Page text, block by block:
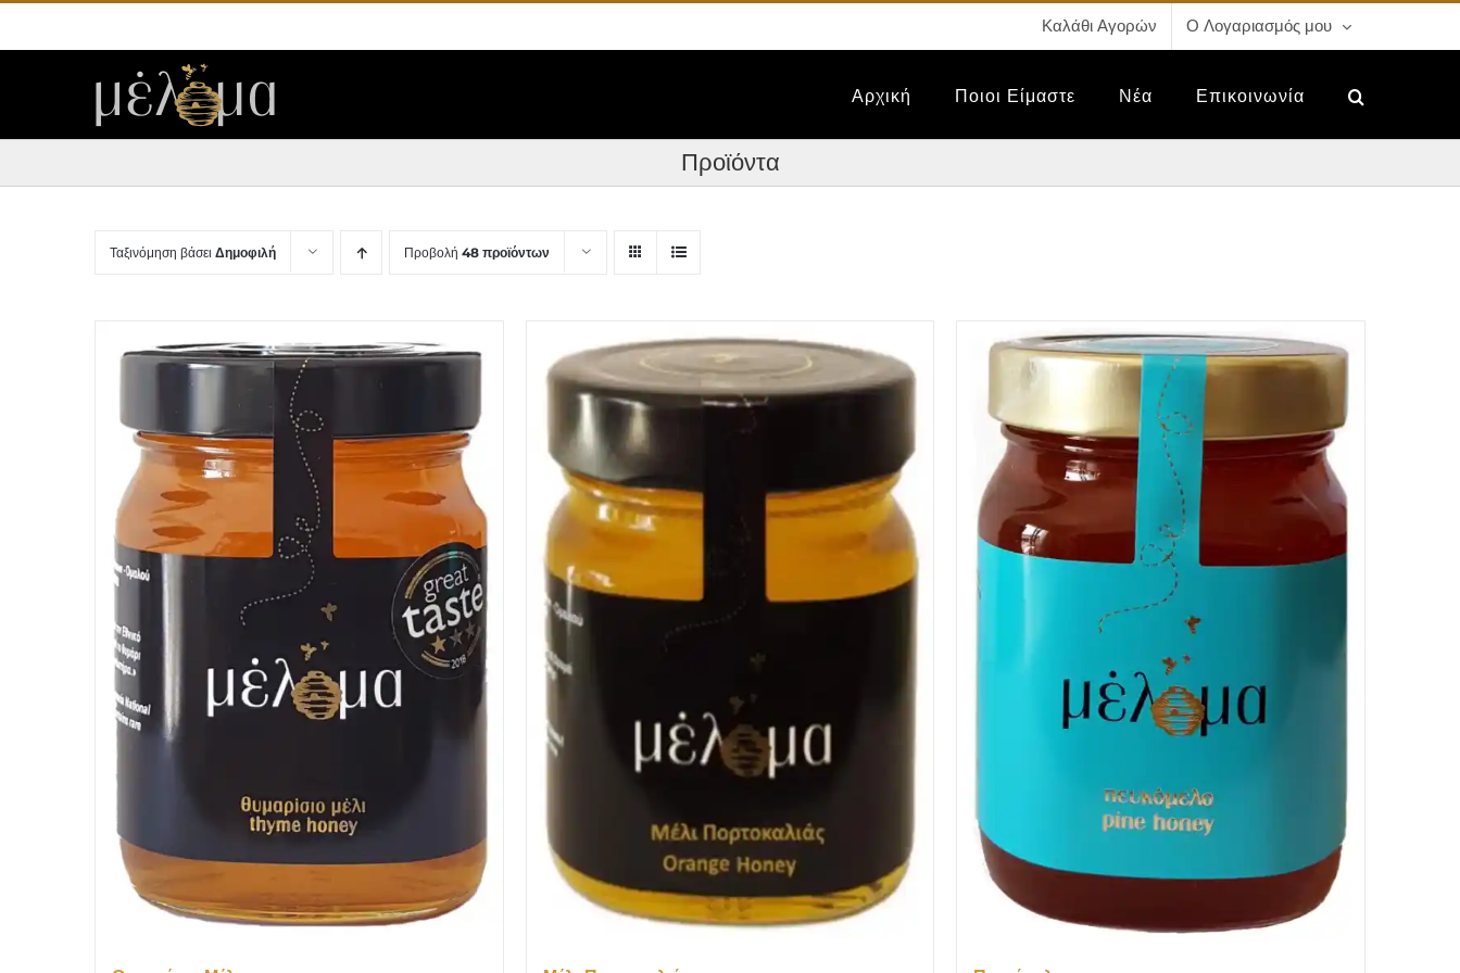
στο
Καλάθι Αγορών Ο Λογαριασμός μου
Αρχική Ποιοι Είμαστε Νέα Επικοινωνία
Προϊόντα
Ταξινόμηση βάσει Δημοφιλή Προβολή 48 προϊόντων